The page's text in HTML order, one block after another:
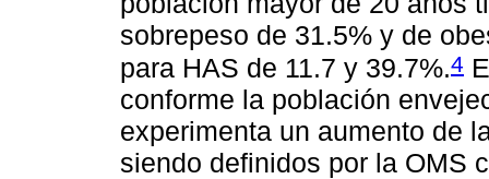
sobrepeso de 31.5% y de
para HAS de 11.7 y 39.7%.4
conforme la población
experimenta un aumento de
siendo definidos por la OMS